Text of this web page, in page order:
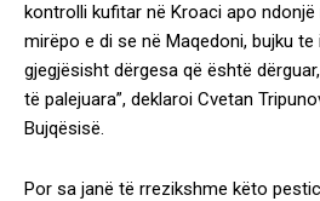
kontrolli kufitar në Kroaci apo
mirëpo e di se në Maqedoni, bujku
gjegjësisht dërgesa që është
të palejuara”, deklaroi Cvetan
Bujqësisë.
Por sa janë të rrezikshme këto